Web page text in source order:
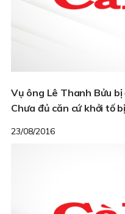
Vụ ông Lê Thanh Bửu
Chưa đủ căn cứ khởi tố
23/08/2016